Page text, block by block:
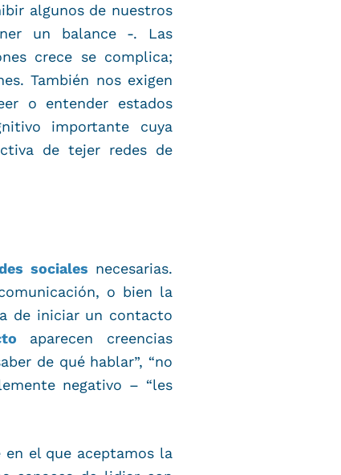
algunos de nuestros
un balance -. Las
crece se complica;
También nos exigen
o entender estados
importante cuya
de tejer redes de
sociales necesarias.
o bien la
de iniciar un contacto
aparecen creencias
de qué hablar”, “no
negativo – “les
el que aceptamos la